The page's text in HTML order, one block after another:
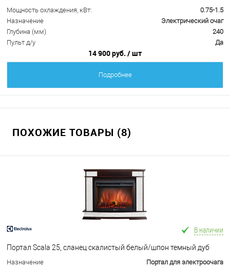
Мощность охлаждения, кВт:
0.75-1.5
Назначение
Электрический очаг
Глубина (мм)
240
Пульт д/у
Да
14 900 руб. / шт
Подробнее
ПОХОЖИЕ ТОВАРЫ (8)
В наличии
Портал Scala 25, сланец скалистый белый/шпон темный дуб
Назначение
Портал для электроочага